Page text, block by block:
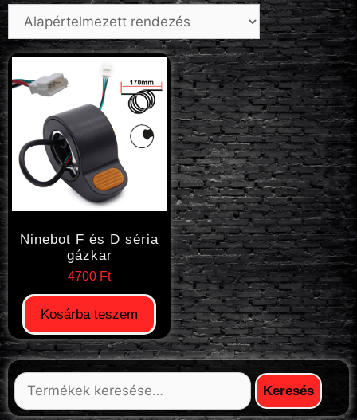
Ninebot F és D séria
gázkar
4700 Ft
Kosárba teszem
Keresés